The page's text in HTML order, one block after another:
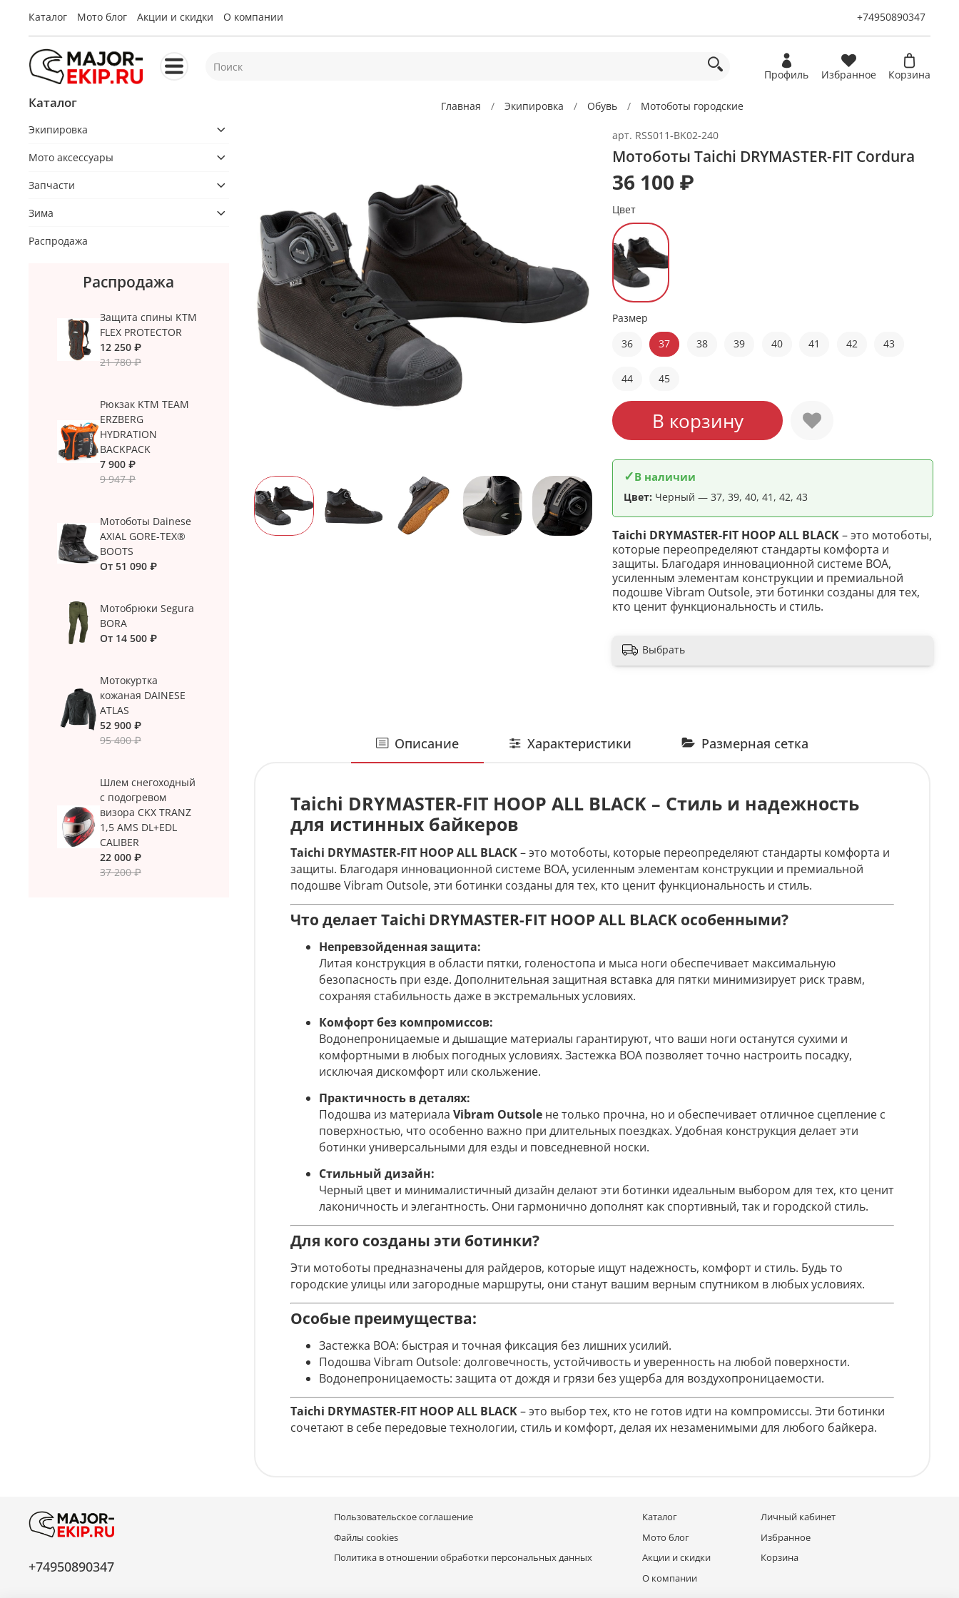
Каталог Мото блог Акции и скидки О компании +74950890347
Профиль Избранное Корзина
Главная Экипировка Обувь Мотоботы городские
арт. RSS011-BK02-240
Мотоботы Taichi DRYMASTER-FIT Cordura
36 100 ₽
В корзину
Цвет
Размер
36
37 38 39 40 41 42 43
44 45
✓В наличии
Цвет: Черный — 37, 39, 40, 41, 42, 43
Taichi DRYMASTER-FIT HOOP ALL BLACK– это мотоботы,
которые переопределяют стандарты комфорта и
защиты. Благодаря инновационной системе BOA,
усиленным элементам конструкции и премиальной
подошве Vibram Outsole, эти ботинки созданы для тех,
кто ценит функциональность и стиль.
Выбрать
Описание Характеристики Размерная сетка
Taichi DRYMASTER-FIT HOOP ALL BLACK – Стиль и надежность
для истинных байкеров
Taichi DRYMASTER-FIT HOOP ALL BLACK– это мотоботы, которые переопределяют стандарты комфорта и
защиты. Благодаря инновационной системе BOA, усиленным элементам конструкции и премиальной
подошве Vibram Outsole, эти ботинки созданы для тех, кто ценит функциональность и стиль.
Что делает Taichi DRYMASTER-FIT HOOP ALL BLACK особенными?
Непревзойденная защита:
Литая конструкция в области пятки, голеностопа и мыса ноги обеспечивает максимальную
безопасность при езде. Дополнительная защитная вставка для пятки минимизирует риск травм,
сохраняя стабильность даже в экстремальных условиях.
Комфорт без компромиссов:
Водонепроницаемые и дышащие материалы гарантируют, что ваши ноги останутся сухими и
комфортными в любых погодных условиях. Застежка BOA позволяет точно настроить посадку,
исключая дискомфорт или скольжение.
Практичность в деталях:
Подошва из материала Vibram Outsole не только прочна, но и обеспечивает отличное сцепление с
поверхностью, что особенно важно при длительных поездках. Удобная конструкция делает эти
ботинки универсальными для езды и повседневной носки.
Стильный дизайн:
Черный цвет и минималистичный дизайн делают эти ботинки идеальным выбором для тех, кто ценит
лаконичность и элегантность. Они гармонично дополнят как спортивный, так и городской стиль.
Для кого созданы эти ботинки?
Эти мотоботы предназначены для райдеров, которые ищут надежность, комфорт и стиль. Будь то
городские улицы или загородные маршруты, они станут вашим верным спутником в любых условиях.
Особые преимущества:
Застежка BOA: быстрая и точная фиксация без лишних усилий.
Подошва Vibram Outsole: долговечность, устойчивость и уверенность на любой поверхности.
Водонепроницаемость: защита от дождя и грязи без ущерба для воздухопроницаемости.
Taichi DRYMASTER-FIT HOOP ALL BLACK– это выбор тех, кто не готов идти на компромиссы. Эти ботинки
сочетают в себе передовые технологии, стиль и комфорт, делая их незаменимыми для любого байкера.
Каталог
Экипировка
Мото аксессуары
Запчасти
Зима
Распродажа
Распродажа
Защита спины KTM
FLEX PROTECTOR
12 250 ₽
21 780 ₽
Рюкзак KTM TEAM
ERZBERG
HYDRATION
BACKPACK
7 900 ₽
9 947 ₽
Мотоботы Dainese
AXIAL GORE-TEX®
BOOTS
От 51 090 ₽
Мотобрюки Segura
BORA
От 14 500 ₽
Мотокуртка
кожаная DAINESE
ATLAS
52 900 ₽
95 400 ₽
Шлем снегоходный
с подогревом
визора CKX TRANZ
1,5 AMS DL+EDL
CALIBER
22 000 ₽
37 200 ₽
Пользовательское соглашение
Файлы cookies
Политика в отношении обработки персональных данных
Каталог
Мото блог
Акции и скидки
О компании
Личный кабинет
Избранное
Корзина
+74950890347